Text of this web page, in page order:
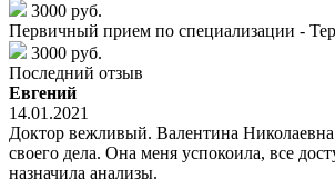
3000 руб.
Первичный прием по специализации -
3000 руб.
Последний отзыв
Евгений
14.01.2021
Доктор вежливый. Валентина
своего дела. Она меня успокоила, все
назначила анализы.